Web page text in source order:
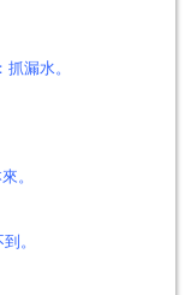
漏水。
。
。